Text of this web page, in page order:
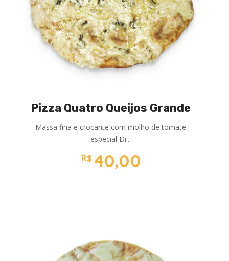
Pizza Quatro Queijos Grande
Massa fina e crocante com molho de tomate
especial Di...
R$ 40,00